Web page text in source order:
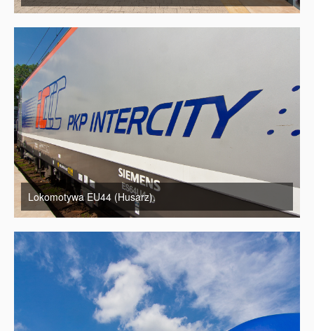
Lokomotywa EU44 (Husarz).